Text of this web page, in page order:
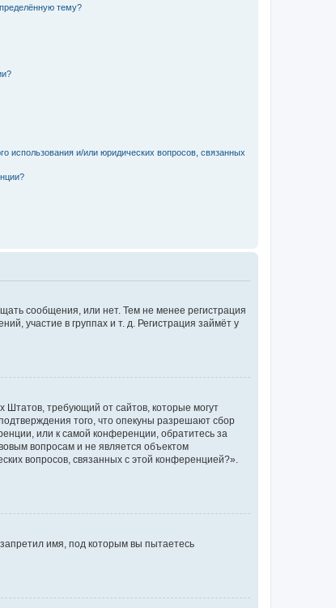
тему?
использования и/или юридических вопросов, связанных
сообщения, или нет. Тем не менее регистрация
участие в группах и т. д. Регистрация займёт у
Штатов, требующий от сайтов, которые могут
того, что опекуны разрешают сбор
или к самой конференции, обратитесь за
вопросам и не является объектом
вопросов, связанных с этой конференцией?».
имя, под которым вы пытаетесь